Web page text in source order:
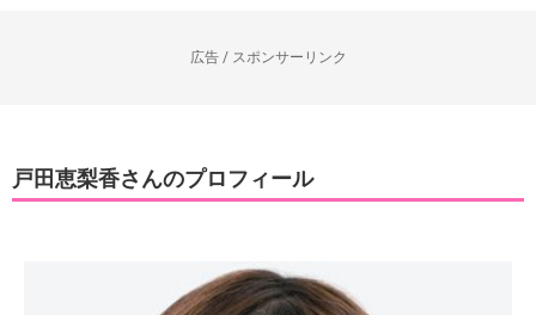
広告 / スポンサーリンク
戸田恵梨香さんのプロフィール